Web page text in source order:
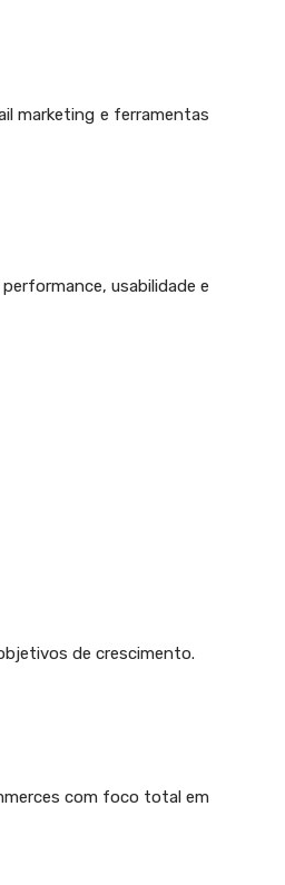
marketing e ferramentas
usabilidade e
de crescimento.
com foco total em